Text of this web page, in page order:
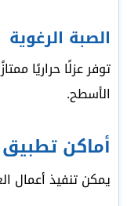
الصبة الرغوية
توفر عزلًا حراريًا
الأسطح.
أماكن تطبيق
يمكن تنفيذ أعمال